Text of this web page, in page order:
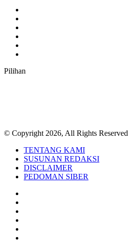
Pilihan
© Copyright 2026, All Rights Reserved
TENTANG KAMI
SUSUNAN REDAKSI
DISCLAIMER
PEDOMAN SIBER